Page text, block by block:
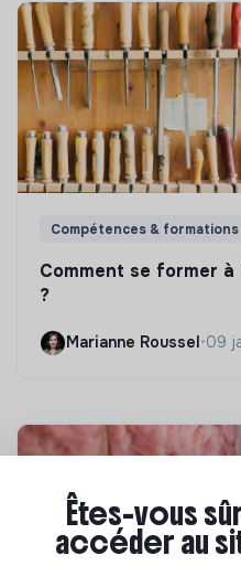
Compétences & formations
Comment se former
?
Marianne Roussel •09
Êtes-vous
accéder au